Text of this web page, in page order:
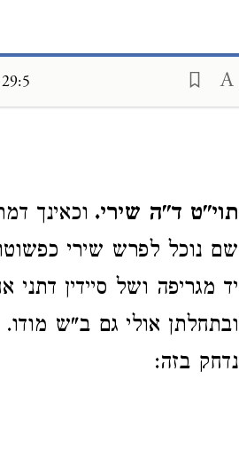
תוי"ט ד"ה שירי. וכאינך
שם נוכל לפרש שירי
יד מגריפה ושל סיידין
ובתחלתן אולי גם ב"ש
נדחק בזה: